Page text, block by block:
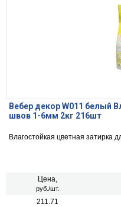
Вебер декор W011 белый
швов 1-6мм 2кг 216шт
Влагостойкая цветная затирка
Цена,
руб./шт.
211.71